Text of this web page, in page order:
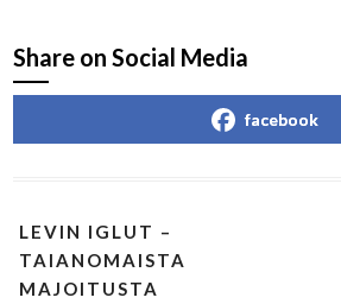
Share on Social Media
facebook
LEVIN IGLUT –
TAIANOMAISTA
MAJOITUSTA